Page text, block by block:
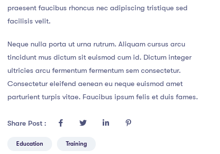
praesent faucibus rhoncus nec adipiscing tristique sed
facilisis velit.
Neque nulla porta ut urna rutrum. Aliquam cursus arcu
tincidunt mus dictum sit euismod cum id. Dictum integer
ultricies arcu fermentum fermentum sem consectetur.
Consectetur eleifend aenean eu neque euismod amet
parturient turpis vitae. Faucibus ipsum felis et duis fames.
Share Post :
Education Training